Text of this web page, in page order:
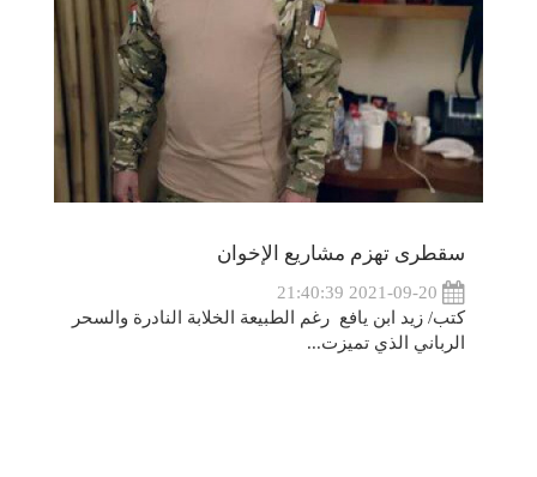
سقطرى تهزم مشاريع الإخوان
كتب/ زيد ابن يافع رغم الطبيعة الخلابة النادرة والسحر
الرباني الذي تميزت...